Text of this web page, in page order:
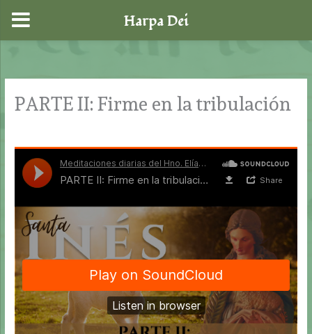
contenido
PARTE II: Firme en la tribulación
Harpa Dei